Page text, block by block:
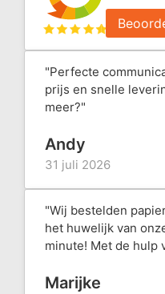
"Perfecte
prijs en snelle
meer?"
Andy
31 juli 2026
"Wij bestelden
het huwelijk van
minute! Met de hulp
Marijke